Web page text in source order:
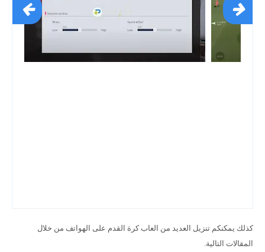
كذلك يمكنكم تنزيل العديد من العاب كرة القدم على الهواتف من خلال
المقالات التالية.